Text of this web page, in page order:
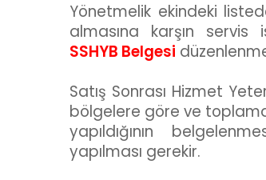
Yönetmelik ekindeki
almasına karşın
SSHYB Belgesi
Satış Sonrası Hizmet
bölgelere göre ve
yapıldığının
yapılması gerekir.